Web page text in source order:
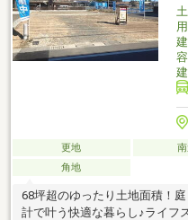
更地
角地
68坪超のゆったり土地面積！
計で叶う快適な暮らし♪ライフ